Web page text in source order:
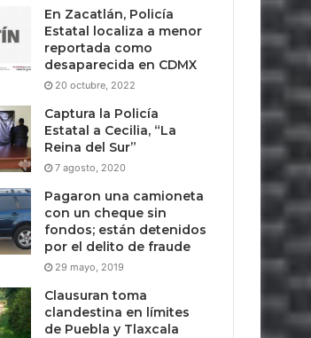
En Zacatlán, Policía
Estatal localiza a menor
reportada como
desaparecida en CDMX
20 octubre, 2022
Captura la Policía
Estatal a Cecilia, “La
Reina del Sur”
7 agosto, 2020
Pagaron una camioneta
con un cheque sin
fondos; están detenidos
por el delito de fraude
29 mayo, 2019
Clausuran toma
clandestina en límites
de Puebla y Tlaxcala